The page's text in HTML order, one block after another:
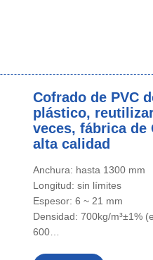
Cofrado de PVC
plástico,
veces, fábrica de
alta calidad
Anchura: hasta 1300 mm
Longitud: sin límites
Espesor: 6 ~ 21 mm
Densidad: 700kg/m³±1%
600…